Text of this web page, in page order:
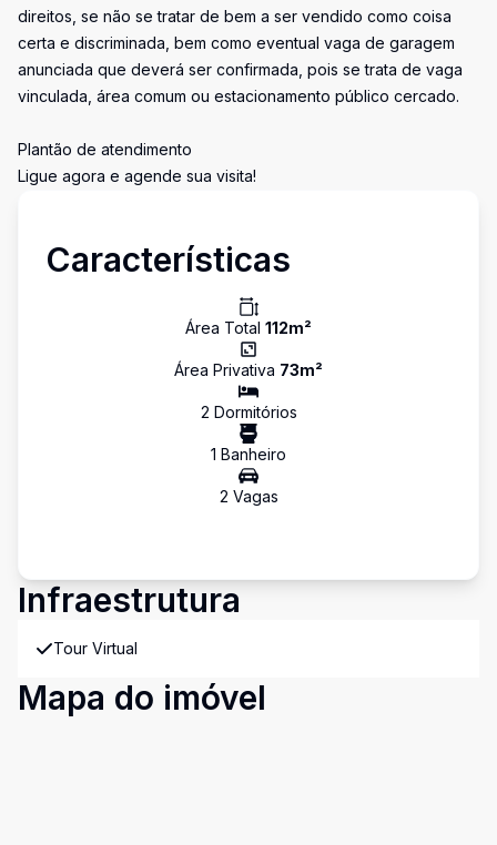
direitos, se não se tratar de bem a ser vendido como coisa
certa e discriminada, bem como eventual vaga de garagem
anunciada que deverá ser confirmada, pois se trata de vaga
vinculada, área comum ou estacionamento público cercado.
Plantão de atendimento
Ligue agora e agende sua visita!
Características
Área Total 112m²
Área Privativa 73m²
2 Dormitórios
1 Banheiro
2 Vagas
Infraestrutura
Tour Virtual
Mapa do imóvel